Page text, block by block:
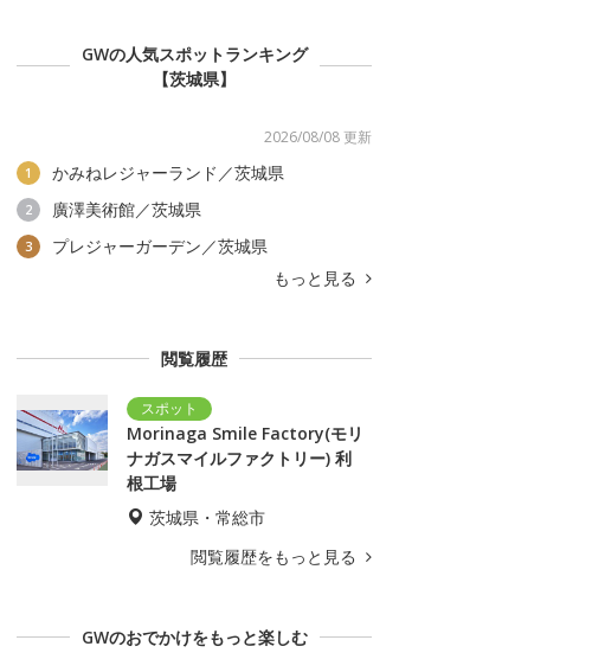
GWの人気スポットランキング
【茨城県】
2026/08/08 更新
1 かみねレジャーランド／茨城県
2 廣澤美術館／茨城県
3
プレジャーガーデン／茨城県
もっと見る
閲覧履歴
Morinaga Smile Factory(モリ
ナガスマイルファクトリー) 利
根工場
茨城県・常総市
閲覧履歴をもっと見る
GWのおでかけをもっと楽しむ